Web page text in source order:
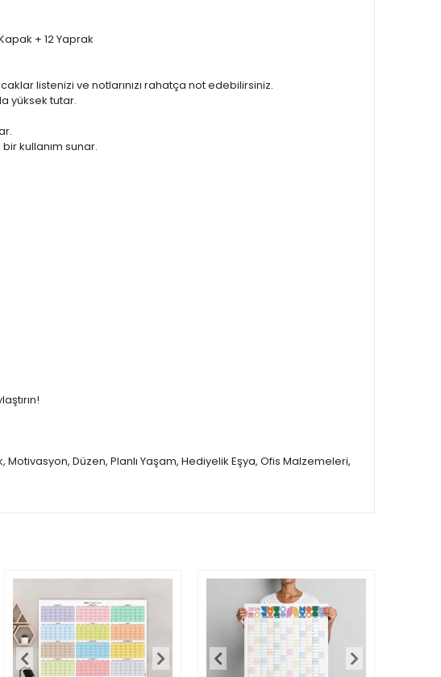
+ 12 Yaprak
listenizi ve notlarınızı rahatça not edebilirsiniz.
yüksek tutar.
kullanım sunar.
Düzen, Planlı Yaşam, Hediyelik Eşya, Ofis Malzemeleri,